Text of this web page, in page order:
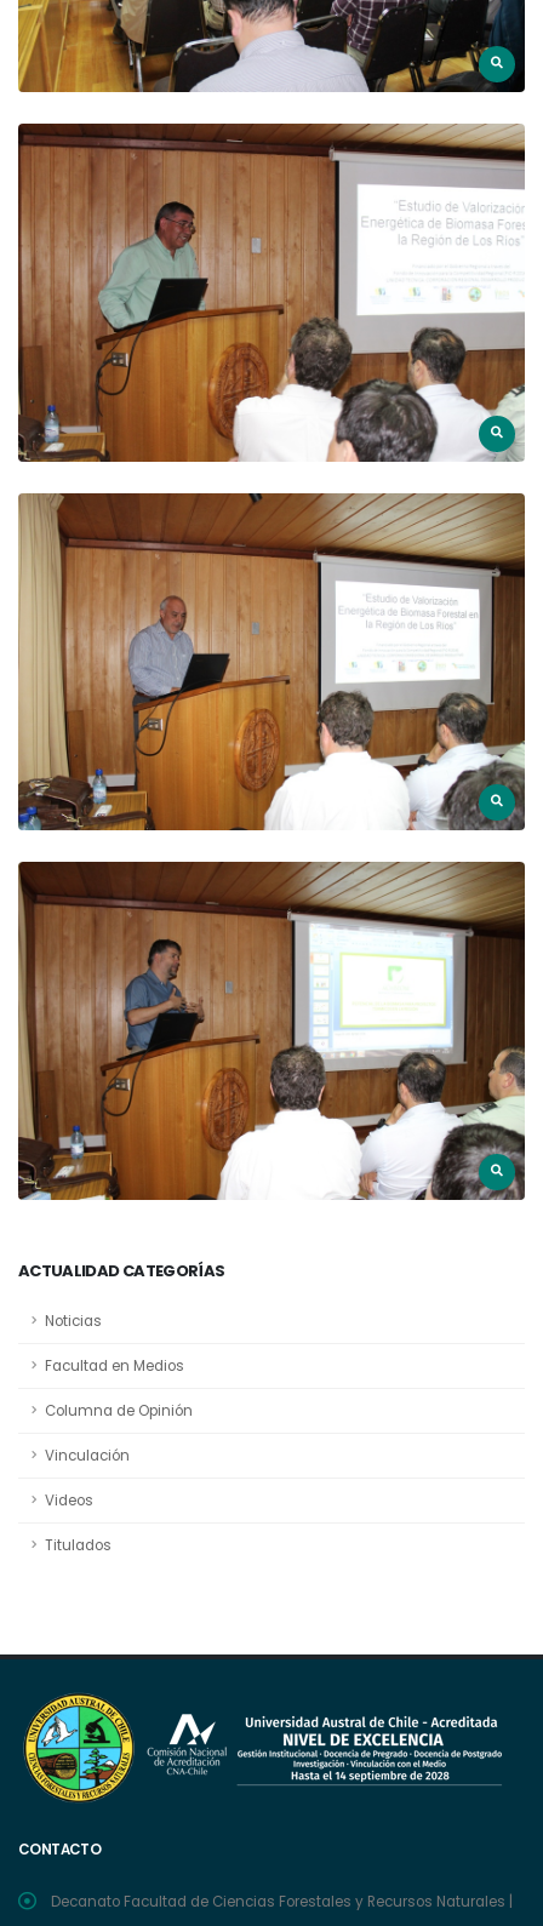
ACTUALIDAD CATEGORÍAS
Noticias
Facultad en Medios
Columna de Opinión
Vinculación
Videos
Titulados
CONTACTO
Decanato Facultad de Ciencias Forestales y Recursos Naturales |